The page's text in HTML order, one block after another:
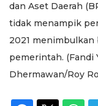
dan Aset Daerah
tidak menampik
2021 menimbulkan
pemerintah. (Fandi
Dhermawan/Roy